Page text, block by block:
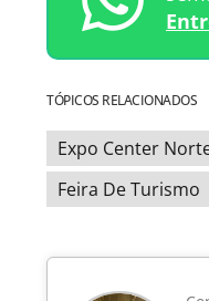
TÓPICOS RELACIONADOS
Expo Center
Feira De Turismo